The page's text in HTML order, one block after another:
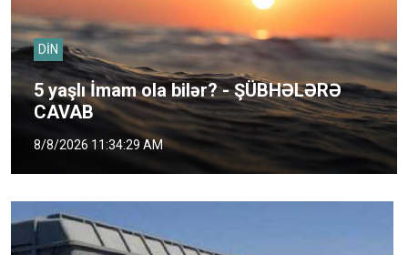
DİN
5 yaşlı İmam ola bilər? - ŞÜBHƏLƏRƏ
CAVAB
8/8/2026 11:34:29 AM